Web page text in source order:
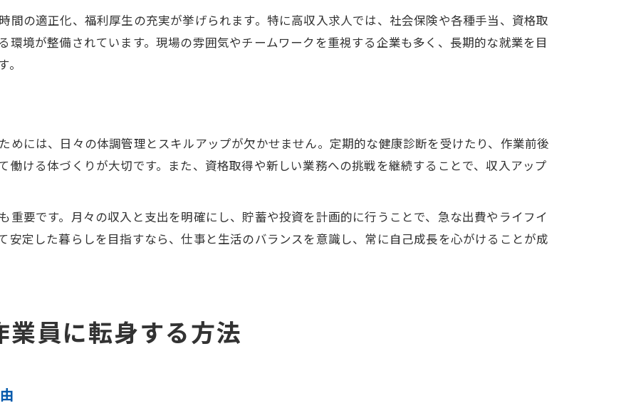
高収入現場作業員で目指す理想の働き方とは
高収入現場作業員の社会的価値と今後の役割
間の適正化、福利厚生の充実が挙げられます。特に高収入求人では、社会保険や各種手当、資格取
境が整備されています。現場の雰囲気やチームワークを重視する企業も多く、長期的な就業を目
めには、日々の体調管理とスキルアップが欠かせません。定期的な健康診断を受けたり、作業前後
働ける体づくりが大切です。また、資格取得や新しい業務への挑戦を継続することで、収入アップ
重要です。月々の収入と支出を明確にし、貯蓄や投資を計画的に行うことで、急な出費やライフイ
安定した暮らしを目指すなら、仕事と生活のバランスを意識し、常に自己成長を心がけることが成
員に転身する方法